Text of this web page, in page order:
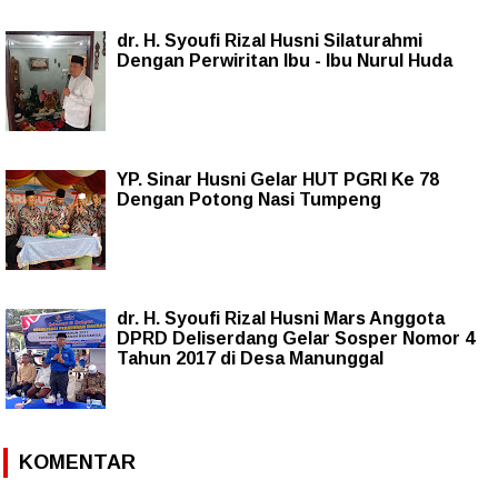
dr. H. Syoufi Rizal Husni Silaturahmi
Dengan Perwiritan Ibu - Ibu Nurul Huda
YP. Sinar Husni Gelar HUT PGRI Ke 78
Dengan Potong Nasi Tumpeng
dr. H. Syoufi Rizal Husni Mars Anggota
DPRD Deliserdang Gelar Sosper Nomor 4
Tahun 2017 di Desa Manunggal
KOMENTAR